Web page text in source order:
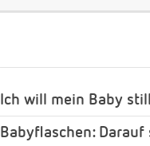
Ich will mein Baby
Babyflaschen: